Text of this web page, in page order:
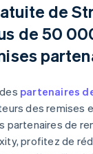
de
de 50
partenaires
des remises
partenaires de
profitez de